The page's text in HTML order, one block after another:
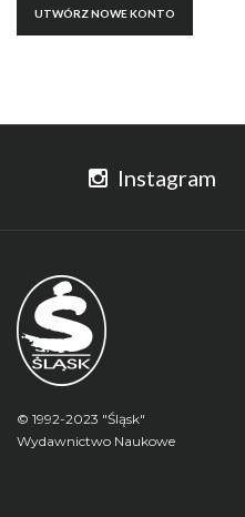
Instagram
© 1992-2023 "Śląsk"
Wydawnictwo Naukowe